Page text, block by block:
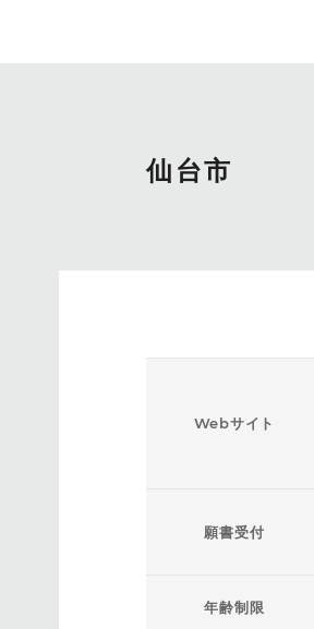
仙台市
Webサイト
願書受付
年齢制限